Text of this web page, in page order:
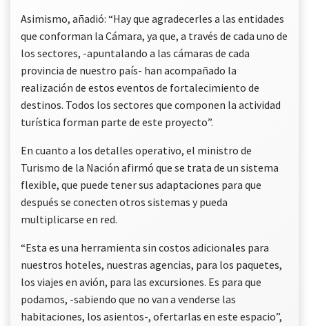
Asimismo, añadió: “Hay que agradecerles a las entidades
que conforman la Cámara, ya que, a través de cada uno de
los sectores, -apuntalando a las cámaras de cada
provincia de nuestro país- han acompañado la
realización de estos eventos de fortalecimiento de
destinos. Todos los sectores que componen la actividad
turística forman parte de este proyecto”.
En cuanto a los detalles operativo, el ministro de
Turismo de la Nación afirmó que se trata de un sistema
flexible, que puede tener sus adaptaciones para que
después se conecten otros sistemas y pueda
multiplicarse en red.
“Esta es una herramienta sin costos adicionales para
nuestros hoteles, nuestras agencias, para los paquetes,
los viajes en avión, para las excursiones. Es para que
podamos, -sabiendo que no van a venderse las
habitaciones, los asientos-, ofertarlas en este espacio”,